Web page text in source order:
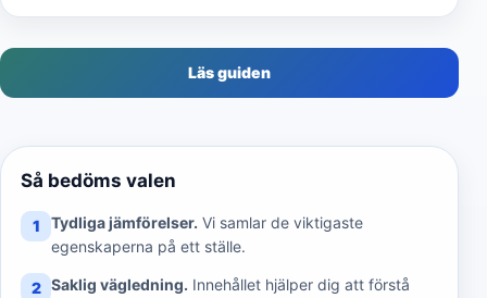
Läs guiden
Så bedöms valen
1 Tydliga jämförelser. Vi samlar de viktigaste
egenskaperna på ett ställe.
2 Saklig vägledning. Innehållet hjälper dig att förstå